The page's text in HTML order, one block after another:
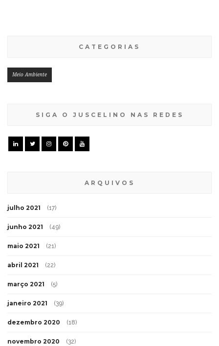
CATEGORIAS
Meio Ambiente
SIGA O JUSCELINO NAS REDES
ARQUIVOS
julho 2021 (17)
junho 2021 (49)
maio 2021 (21)
abril 2021 (22)
março 2021 (5)
janeiro 2021 (39)
dezembro 2020 (18)
novembro 2020 (32)